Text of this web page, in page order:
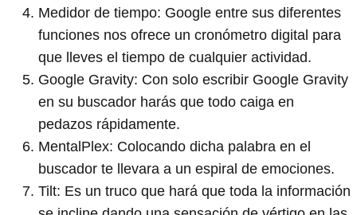
Medidor de tiempo: Google entre sus diferentes
funciones nos ofrece un cronómetro digital para
que lleves el tiempo de cualquier actividad.
Google Gravity: Con solo escribir Google Gravity
en su buscador harás que todo caiga en
pedazos rápidamente.
MentalPlex: Colocando dicha palabra en el
buscador te llevara a un espiral de emociones.
Tilt: Es un truco que hará que toda la información